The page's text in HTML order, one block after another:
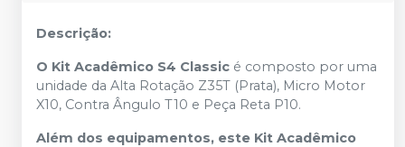
Descrição:
O Kit Acadêmico S4 Classic é composto por uma
unidade da Alta Rotação Z35T (Prata), Micro Motor
X10, Contra Ângulo T10 e Peça Reta P10.
Além dos equipamentos, este Kit Acadêmico